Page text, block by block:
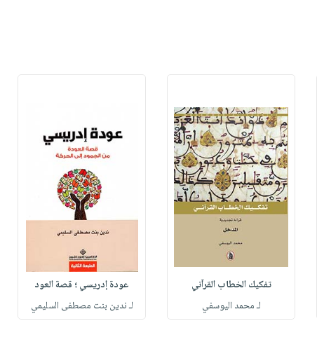
تفكيك الخطاب القرآني
لـ محمد اليوسفي
عودة إدريسي ؛ قصة العود
لـ ندين بنت مصطفى السليمي